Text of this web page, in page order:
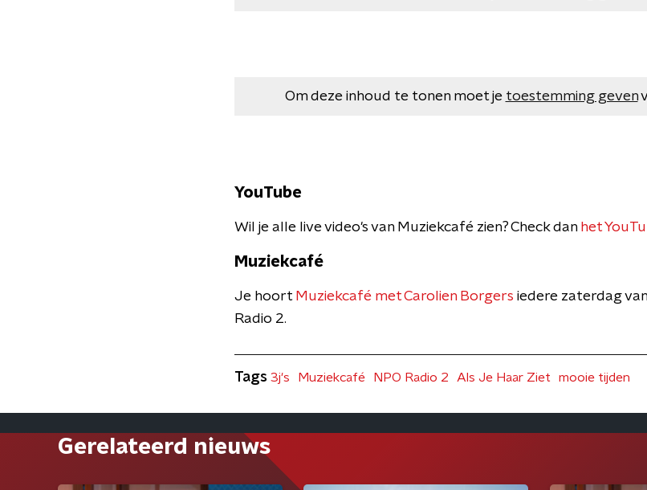
Om deze inhoud te tonen moet je toestemming geven
YouTube
Wil je alle live video's van Muziekcafé zien? Check dan het
Muziekcafé
Je hoort Muziekcafé met Carolien Borgers iedere zaterdag
Radio 2.
Tags 3j's Muziekcafé NPO Radio 2 Als Je Haar Ziet mooie tijden
Gerelateerd nieuws